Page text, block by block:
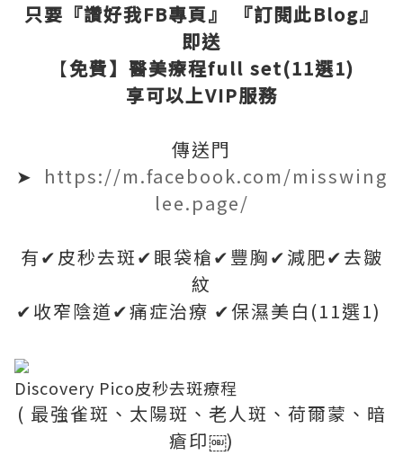
只要『讚好我FB專頁』 『訂閱此Blog』
即送
【免費】醫美療程full set(11選1)
享可以上VIP服務
傳送門
➤ https://m.facebook.com/misswing
lee.page/
有✔皮秒去斑✔眼袋槍✔豐胸✔減肥✔去皺
紋
✔收窄陰道✔痛症治療 ✔保濕美白(11選1)
Discovery Pico皮秒去斑療程
( 最強雀斑、太陽斑、老人斑、荷爾蒙、暗
瘡印￼)